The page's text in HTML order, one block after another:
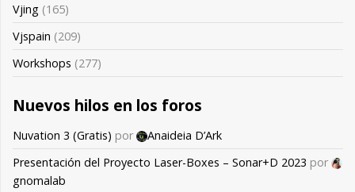
Vjing (165)
Vjspain (209)
Workshops (277)
Nuevos hilos en los foros
Nuvation 3 (Gratis) por
Anaideia D’Ark
Presentación del Proyecto Laser-Boxes – Sonar+D 2023 por
gnomalab